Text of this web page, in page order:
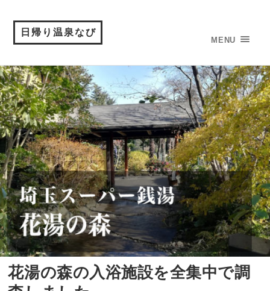
日帰り温泉なび
MENU
花湯の森の入浴施設を全集中で調